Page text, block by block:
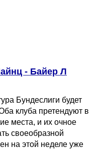
- Байер Л
Бундеслиги будет
клуба претендуют в
места, и их очное
своеобразной
на этой неделе уже